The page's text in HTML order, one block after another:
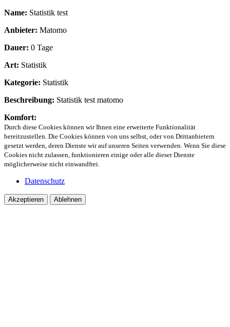
Name: Statistik test
Anbieter: Matomo
Dauer: 0 Tage
Art: Statistik
Kategorie: Statistik
Beschreibung: Statistik test matomo
Komfort:
Durch diese Cookies können wir Ihnen eine erweiterte Funktionalität
bereitzustellen. Die Cookies können von uns selbst, oder von Drittanbietern
gesetzt werden, deren Dienste wir auf unseren Seiten verwenden. Wenn Sie diese
Cookies nicht zulassen, funktionieren einige oder alle dieser Dienste
möglicherweise nicht einwandfrei.
Datenschutz
Akzeptieren Ablehnen